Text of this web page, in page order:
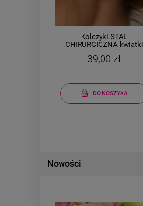
Kolczyki STAL
CHIRURGICZNA kwiatki
39,00 zł
DO KOSZYKA
Nowości